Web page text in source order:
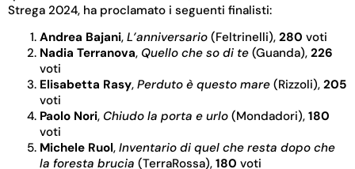
Strega 2024, ha proclamato i seguenti finalisti:
Andrea Bajani, L’anniversario (Feltrinelli), 280 voti
Nadia Terranova, Quello che so di te (Guanda), 226
voti
Elisabetta Rasy, Perduto è questo mare (Rizzoli), 205
voti
Paolo Nori, Chiudo la porta e urlo (Mondadori), 180
voti
Michele Ruol, Inventario di quel che resta dopo che
la foresta brucia (TerraRossa), 180 voti